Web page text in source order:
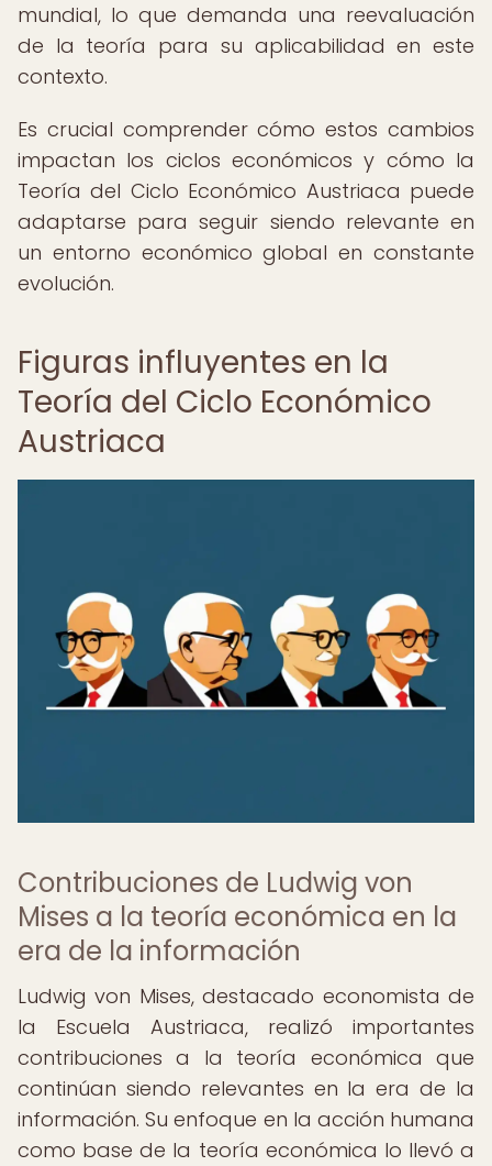
mundial, lo que demanda una reevaluación
de la teoría para su aplicabilidad en este
contexto.
Es crucial comprender cómo estos cambios
impactan los ciclos económicos y cómo la
Teoría del Ciclo Económico Austriaca puede
adaptarse para seguir siendo relevante en
un entorno económico global en constante
evolución.
Figuras influyentes en la
Teoría del Ciclo Económico
Austriaca
Contribuciones de Ludwig von
Mises a la teoría económica en la
era de la información
Ludwig von Mises, destacado economista de
la Escuela Austriaca, realizó importantes
contribuciones a la teoría económica que
continúan siendo relevantes en la era de la
información. Su enfoque en la acción humana
como base de la teoría económica lo llevó a